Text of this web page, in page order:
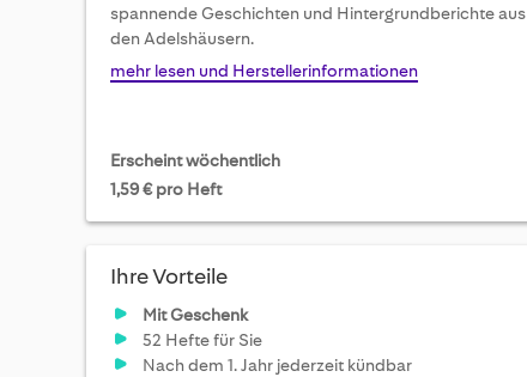
spannende Geschichten und Hintergrundberichte aus
den Adelshäusern.
mehr lesen und Herstellerinformationen
Erscheint wöchentlich
1,59 € pro Heft
Ihre Vorteile
Mit Geschenk
52 Hefte für Sie
Nach dem 1. Jahr jederzeit kündbar